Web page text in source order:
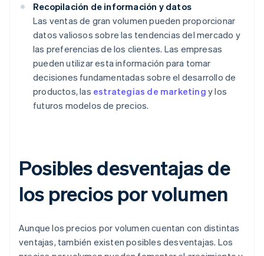
Recopilación de información y datos
Las ventas de gran volumen pueden proporcionar
datos valiosos sobre las tendencias del mercado y
las preferencias de los clientes. Las empresas
pueden utilizar esta información para tomar
decisiones fundamentadas sobre el desarrollo de
productos, las estrategias de marketing y los
futuros modelos de precios.
Posibles desventajas de
los precios por volumen
Aunque los precios por volumen cuentan con distintas
ventajas, también existen posibles desventajas. Los